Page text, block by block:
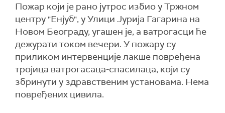
Пожар који је рано јутрос избио у Тржном
центру "Енјуб", у Улици Јурија Гагарина на
Новом Београду, угашен је, а ватрогасци ће
дежурати током вечери. У пожару су
приликом интервенције лакше повређена
тројица ватрогасаца-спасилаца, који су
збринути у здравственим установама. Нема
повређених цивила.